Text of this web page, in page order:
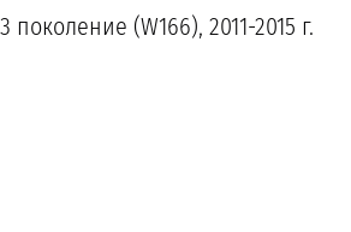
поколение (W166), 2011-2015 г.